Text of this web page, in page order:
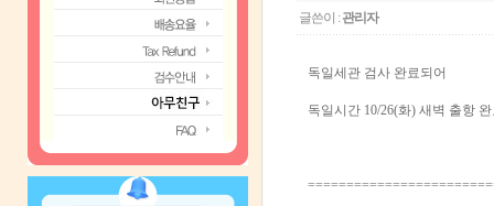
글쓴이 : 관리자
독일세관 검사 완료되어
독일시간 10/26(화) 새벽 출항